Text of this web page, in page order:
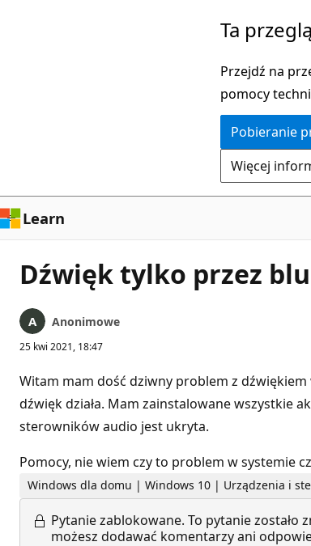
Ta
Przejdź na
pomocy
Pobieranie
Więcej
Learn
Dźwięk tylko przez
Anonimowe
25 kwi 2021, 18:47
Witam mam dość dziwny problem z
dźwięk działa. Mam zainstalowane wszystkie
sterowników audio jest ukryta.
Pomocy, nie wiem czy to problem w systemie
Windows dla domu | Windows 10 | Urządzenia i
Pytanie zablokowane. To pytanie zostało
możesz dodawać komentarzy ani